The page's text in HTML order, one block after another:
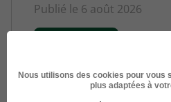
Publié le 6 août 2026
Nous utilisons des cookies pour vous
plus adaptées à